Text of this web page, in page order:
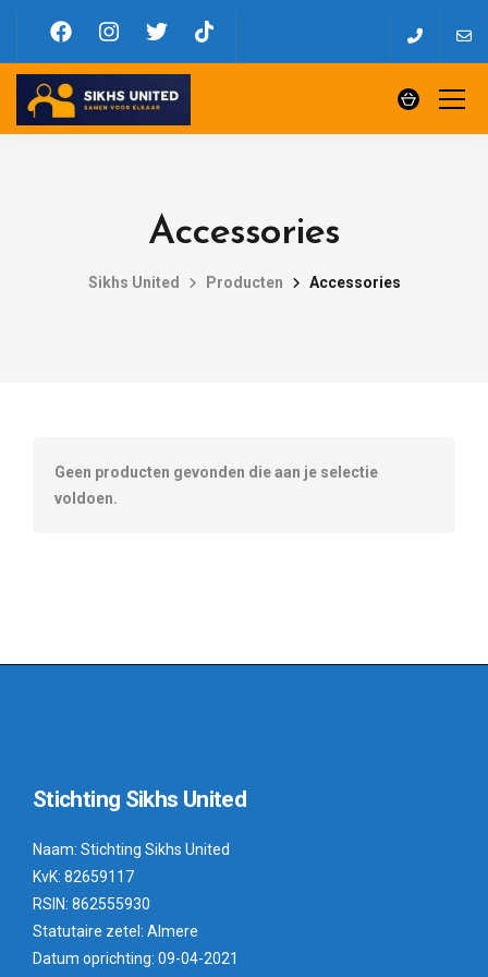
Accessories
Sikhs United Producten Accessories
Geen producten gevonden die aan je selectie
voldoen.
Stichting Sikhs United
Naam: Stichting Sikhs United
KvK: 82659117
RSIN: 862555930
Statutaire zetel: Almere
Datum oprichting: 09-04-2021